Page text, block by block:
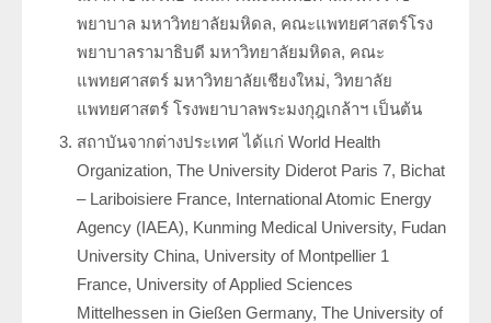
พยาบาล มหาวิทยาลัยมหิดล, คณะแพทยศาสตร์โรง
พยาบาลรามาธิบดี มหาวิทยาลัยมหิดล, คณะ
แพทยศาสตร์ มหาวิทยาลัยเชียงใหม่, วิทยาลัย
แพทยศาสตร์ โรงพยาบาลพระมงกุฎเกล้าฯ เป็นต้น
สถาบันจากต่างประเทศ ได้แก่ World Health
Organization, The University Diderot Paris 7, Bichat
– Lariboisiere France, International Atomic Energy
Agency (IAEA), Kunming Medical University, Fudan
University China, University of Montpellier 1
France, University of Applied Sciences
Mittelhessen in Gießen Germany, The University of